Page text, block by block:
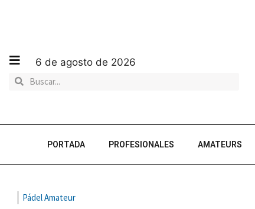
6 de agosto de 2026
PORTADA PROFESIONALES AMATEURS
Pádel Amateur